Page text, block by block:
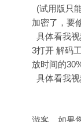
(试用版只
加密了，要
具体看我
3打开 解码
放时间的
具体看我
游客，如果